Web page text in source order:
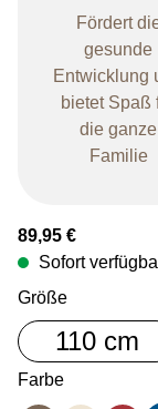
Fördert
gesunde
Entwicklung
bietet Spaß
die ganze
Familie
Regulärer Preis:
89,95 €
Sofort
Größeauswählen
110 cm
Farbeauswählen